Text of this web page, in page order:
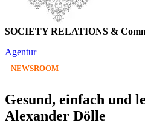
SOCIETY RELATIONS &
Agentur
NEWSROOM
Gesund, einfach und
Alexander Dölle